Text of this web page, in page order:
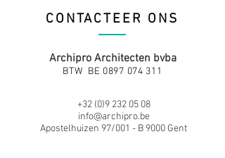
CONTACTEER ONS
Archipro Architecten bvba
BTW BE 0897 074 311
+32 (0)9 232 05 08
info@archipro.be
Apostelhuizen 97/001 - B 9000 Gent